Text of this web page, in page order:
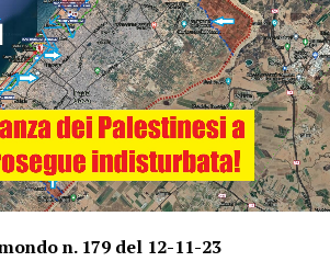
n. 179 del 12-11-23